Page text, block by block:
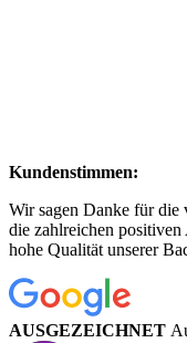
Kundenstimmen:
Wir sagen Danke für die
die zahlreichen positiven
hohe Qualität unserer
AUSGEZEICHNET